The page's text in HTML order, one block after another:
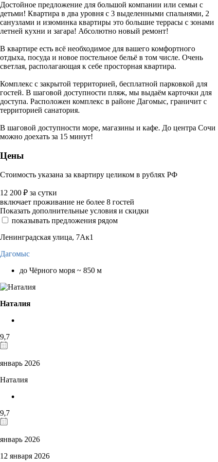
Достойное предложение для большой компании или семьи с
детьми! Квартира в два уровня с 3 выделенными спальнями, 2
санузлами и изюминка квартиры это большие террасы с зонами
летней кухни и загара! Абсолютно новый ремонт!
В квартире есть всё необходимое для вашего комфортного
отдыха, посуда и новое постельное бельё в том числе. Очень
светлая, располагающая к себе просторная квартира.
Комплекс с закрытой территорией, бесплатной парковкой для
гостей. В шаговой доступности пляж, мы выдаём карточки для
доступа. Расположен комплекс в районе Дагомыс, граничит с
территорией санатория.
В шаговой доступности море, магазины и кафе. До центра Сочи
можно доехать за 15 минут!
Цены
Стоимость указана за квартиру целиком в рублях РФ
12 200 ₽ за сутки
включает проживание не более 8 гостей
Показать дополнительные условия и скидки
показывать предложения рядом
Ленинградская улица, 7Ак1
Дагомыс
до Чёрного моря ~ 850 м
Наталия
9,7
январь 2026
Наталия
9,7
январь 2026
12 января 2026